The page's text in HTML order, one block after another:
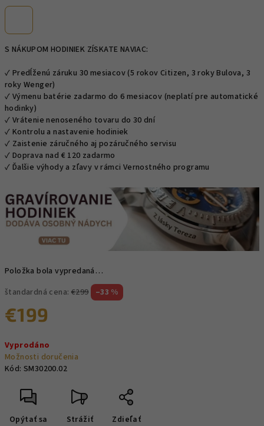
S NÁKUPOM HODINIEK ZÍSKATE NAVIAC:
✓ Predĺženú záruku 30 mesiacov (5 rokov Citizen, 3 roky Bulova, 3
roky Wenger)
✓ Výmenu batérie zadarmo do 6 mesiacov (neplatí pre automatické
hodinky)
✓ Vrátenie nenoseného tovaru do 30 dní
✓ Kontrolu a nastavenie hodiniek
✓ Zaistenie záručného aj pozáručného servisu
✓ Doprava nad € 120 zadarmo
✓ Ďalšie výhody a zľavy v rámci Vernostného programu
Položka bola vypredaná…
štandardná cena: €299 –33 %
€199
cena:
Vyprodáno
Možnosti doručenia
Kód: SM30200.02
Opýtať sa Strážiť Zdieľať